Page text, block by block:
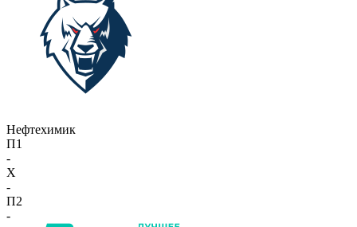
Нефтехимик
П1
-
X
-
П2
-